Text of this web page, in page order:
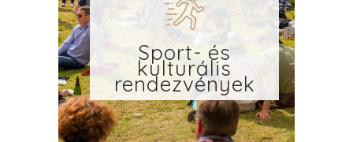
Sport- és
kulturális
rendezvények